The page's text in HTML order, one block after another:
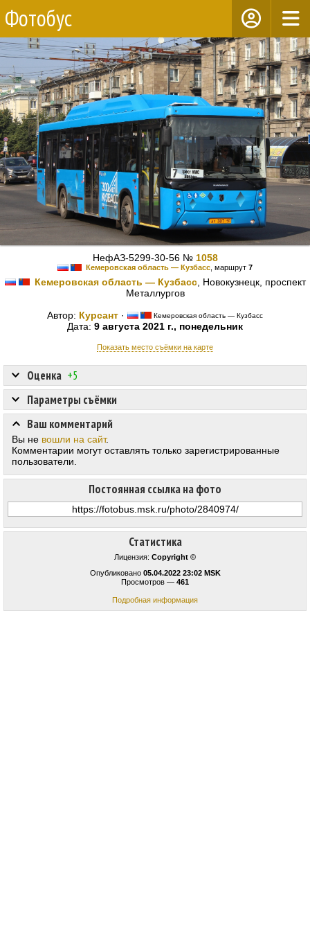
Фотобус
НефАЗ-5299-30-56 № 1058
Кемеровская область — Кузбасс , маршрут 7
Кемеровская область — Кузбасс, Новокузнецк, проспект
Металлургов
Автор: Курсант · Кемеровская область — Кузбасс
Дата: 9 августа 2021 г., понедельник
Показать место съёмки на карте
Статистика
Лицензия: Copyright ©
Опубликовано 05.04.2022 23:02 MSK
Просмотров — 461
Подробная информация
Оценка +5
Постоянная ссылка на фото
Параметры съёмки
Ваш комментарий
Вы не вошли на сайт.
Комментарии могут оставлять только зарегистрированные
пользователи.